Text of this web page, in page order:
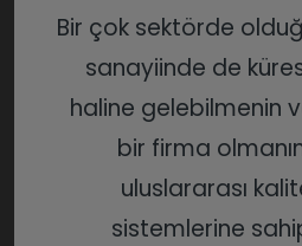
Bir çok sektörde
sanayiinde de
haline gelebilmenin
bir firma
uluslararası
sistemlerine